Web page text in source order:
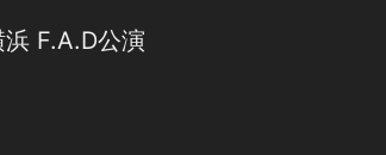
F.A.D公演